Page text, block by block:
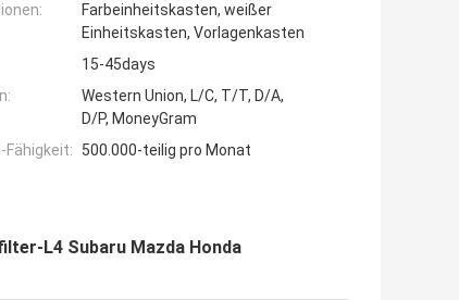
Farbeinheitskasten, weißer
Einheitskasten, Vorlagenkasten
15-45days
Western Union, L/C, T/T, D/A,
D/P, MoneyGram
500.000-teilig pro Monat
L4 Subaru Mazda Honda